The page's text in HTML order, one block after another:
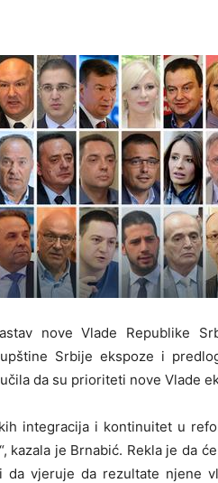
nove Vlade Republike
Srbije ekspoze i
da su prioriteti nove Vlade
integracija i kontinuitet u
kazala je Brnabić. Rekla je da
da vjeruje da rezultate njene